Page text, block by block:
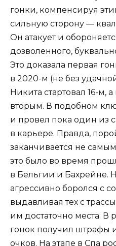
гонки, компенсируя
сильную сторону —
Он атакует и
дозволенного,
Это доказала первая
в 2020-м (не без
Никита стартовал 16-м,
вторым. В подобном
и провел пока один из
в карьере. Правда,
заканчивается не
это было во время
в Бельгии и Бахрейне.
агрессивно боролся с
выдавливая тех с
им достаточно места. В
гонок получил штрафы
очков. На этапе в Спа